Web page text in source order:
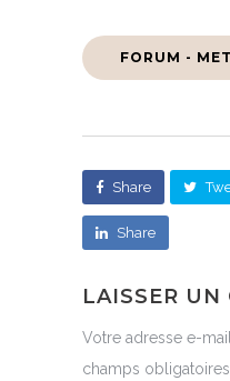
FORUM -
Share
Share
LAISSER UN
Votre adresse e-
champs